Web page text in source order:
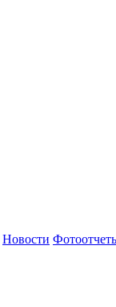
Новости